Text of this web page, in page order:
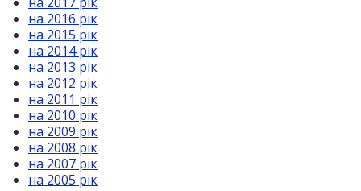
на 2016 рік
на 2015 рік
на 2014 рік
на 2013 рік
на 2012 рік
на 2011 рік
на 2010 рік
на 2009 рік
на 2008 рік
на 2007 рік
на 2005 рік